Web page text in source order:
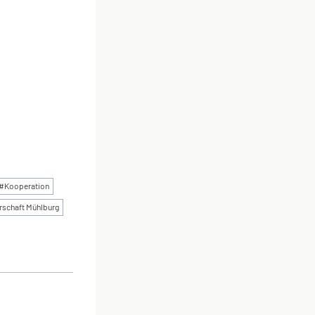
#Kooperation
Mühlburg